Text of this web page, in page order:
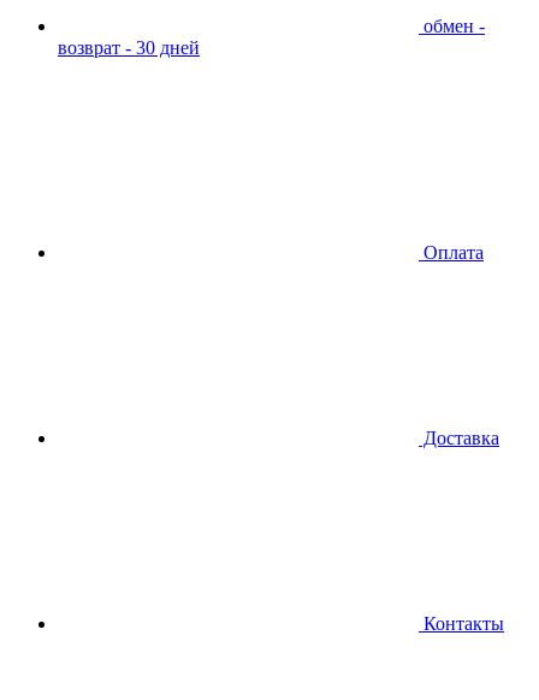
обмен -
возврат - 30 дней
Оплата
Доставка
Контакты